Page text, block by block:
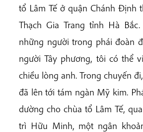
tổ Lâm Tế ở quận Chánh Định
Thạch Gia Trang tỉnh Hà
những người trong phái đoàn
người Tây phương, tôi có thể
chiều lòng anh. Trong chuyến
đã lên tới tám ngàn Mỹ kim.
dường cho chùa tổ Lâm Tế,
trì Hữu Minh, một ngân